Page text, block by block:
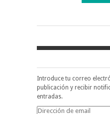
Introduce tu correo
publicación y recibir
entradas.
Dirección